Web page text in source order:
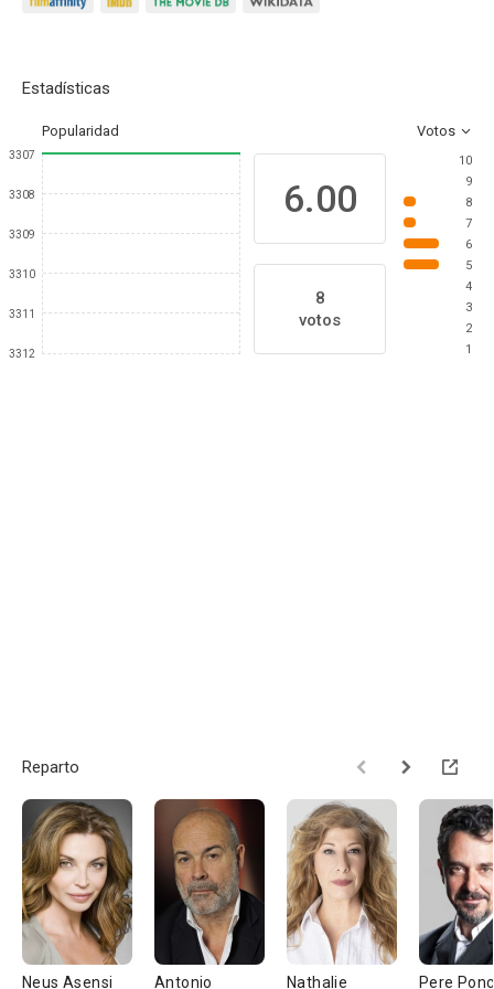
Estadísticas
Popularidad Votos
3307
3308
3309
3310
3311
3312
6.00
8
votos
10
9
8
7
6
5
4
3
2
1
Reparto
Neus Asensi Antonio Nathalie Pere